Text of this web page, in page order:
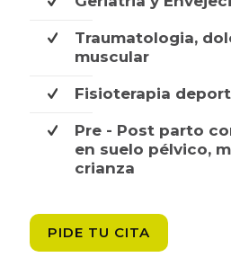
Traumatologia,
muscular
Fisioterapia
Pre - Post parto
en suelo pélvico,
crianza
PIDE TU CITA